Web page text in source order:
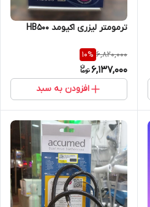
ترمومتر لیزری اکیومد HB500
6,820,000
10%
6,137,000
افزودن به سبد